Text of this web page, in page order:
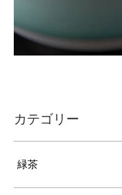
カテゴリー
緑茶